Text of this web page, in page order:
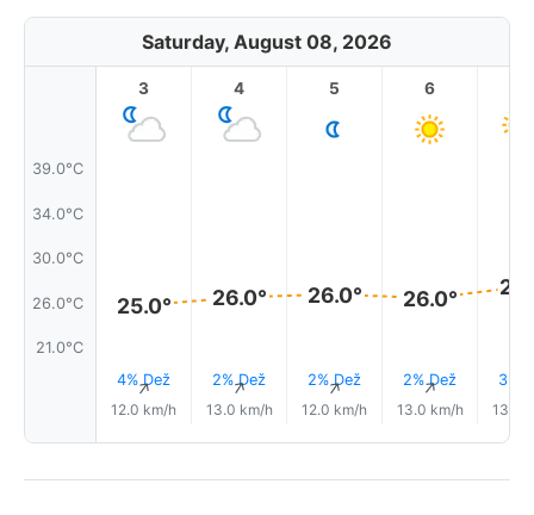
Saturday, August 08, 2026
39.0°C
34.0°C
30.0°C
26.0°C
21.0°C
3
25.0°
4% Dež
↑
12.0 km/h
4
26.0°
2% Dež
↑
13.0 km/h
5
26.0°
2% Dež
↑
12.0 km/h
6
26.0°
2% Dež
↑
13.0 km/h
3%
13.0